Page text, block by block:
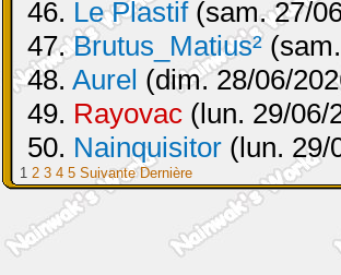
46. Le Plastif(sam. 27/
47.Brutus_Matius²(sam.
48. Aurel (dim. 28/06/
49. Rayovac (lun. 29/06/
50. Nainquisitor (lun. 29/
1 2 3 4 5 Suivante Dernière